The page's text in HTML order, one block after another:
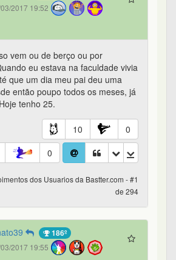
2017 19:52
vem ou de berço ou por
eu estava na faculdade vivia
que um dia meu pai deu uma
então poupo todos os meses, já
tenho 25.
10
0
0
dos Usuarios da Bastter.com - #1
de 294
186º
2017 19:55